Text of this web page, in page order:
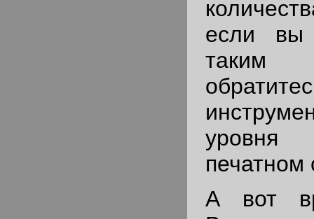
если вы
уровня
печатном
А вот